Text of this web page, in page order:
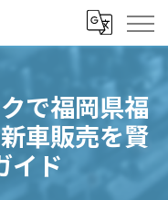
で福岡県福
車販売を賢
イド